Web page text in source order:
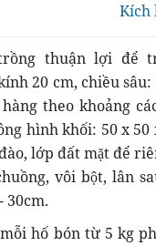
Kích
thuận lợi để
20 cm, chiều sâu:
theo khoảng
hình khối: 50 x 50
lớp đất mặt để
vôi bột, lân
30cm.
hố bón từ 5 kg